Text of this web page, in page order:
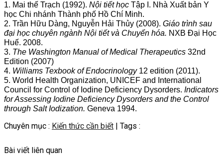
1. Mai thế Trạch (1992). Nội tiết học Tập I. Nhà Xuất bản Y
học Chi nhánh Thành phố Hồ Chí Minh.
2. Trần Hữu Dàng, Nguyễn Hải Thủy (2008). Giáo trình sau
đại học chuyên ngành Nội tiết và Chuyển hóa. NXB Đại Học
Huế. 2008.
3. The Washington Manual of Medical Therapeutics 32nd
Edition (2007)
4. Williams Texbook of Endocrinology 12 edition (2011).
5. World Health Organization, UNICEF and International
Council for Control of Iodine Deficiency Dysorders. Indicators
for Assessing Iodine Deficiency Dysorders and the Control
through Salt Iodization. Geneva 1994.
Chuyên mục : Kiến thức cần biết | Tags :
Bài viết liên quan